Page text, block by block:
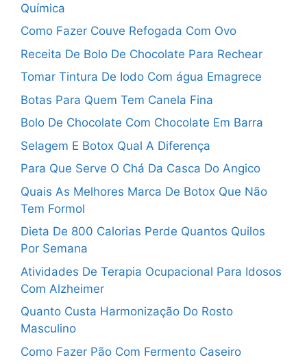
Química
Como Fazer Couve Refogada Com Ovo
Receita De Bolo De Chocolate Para Rechear
Tomar Tintura De Iodo Com água Emagrece
Botas Para Quem Tem Canela Fina
Bolo De Chocolate Com Chocolate Em Barra
Selagem E Botox Qual A Diferença
Para Que Serve O Chá Da Casca Do Angico
Quais As Melhores Marca De Botox Que Não
Tem Formol
Dieta De 800 Calorias Perde Quantos Quilos
Por Semana
Atividades De Terapia Ocupacional Para Idosos
Com Alzheimer
Quanto Custa Harmonização Do Rosto
Masculino
Como Fazer Pão Com Fermento Caseiro